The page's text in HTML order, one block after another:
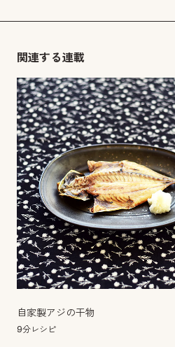
関連する連載
自家製アジの干物
9分レシピ